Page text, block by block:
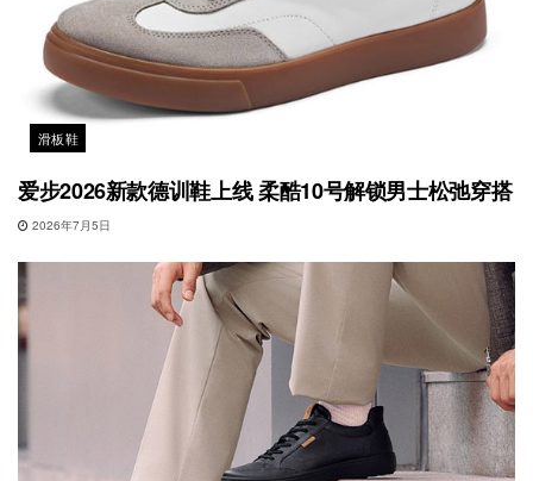
滑板鞋
爱步2026新款德训鞋上线 柔酷10号解锁男士松弛穿搭
2026年7月5日